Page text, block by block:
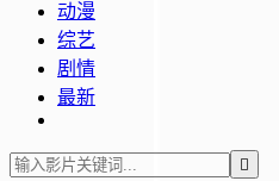
动漫
综艺
剧情
最新
